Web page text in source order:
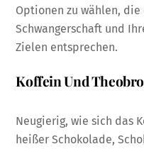
Optionen zu wählen,
Schwangerschaft und
Zielen entsprechen.
Koffein Und
Neugierig, wie sich das
heißer Schokolade,